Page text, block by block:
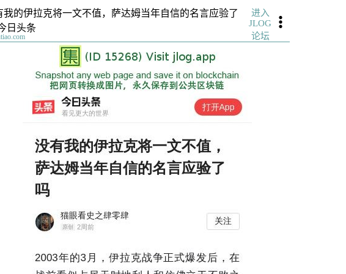
我的伊拉克将一文不值，萨达姆当年自信的名言应验了
日头条
进入
JLOG
论坛